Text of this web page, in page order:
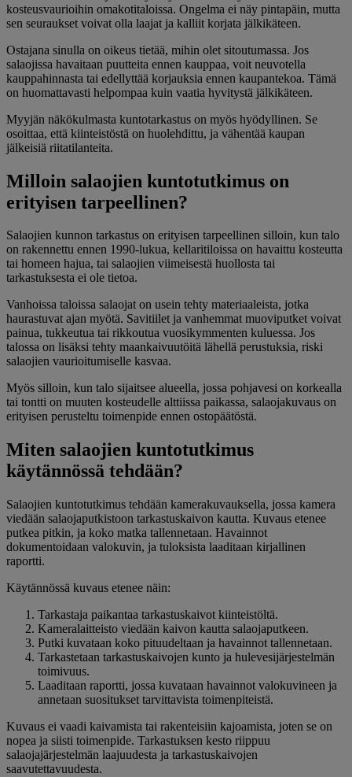
kosteusvaurioihin omakotitaloissa. Ongelma ei näy pintapäin, mutta
sen seuraukset voivat olla laajat ja kalliit korjata jälkikäteen.
Ostajana sinulla on oikeus tietää, mihin olet sitoutumassa. Jos
salaojissa havaitaan puutteita ennen kauppaa, voit neuvotella
kauppahinnasta tai edellyttää korjauksia ennen kaupantekoa. Tämä
on huomattavasti helpompaa kuin vaatia hyvitystä jälkikäteen.
Myyjän näkökulmasta kuntotarkastus on myös hyödyllinen. Se
osoittaa, että kiinteistöstä on huolehdittu, ja vähentää kaupan
jälkeisiä riitatilanteita.
Milloin salaojien kuntotutkimus on
erityisen tarpeellinen?
Salaojien kunnon tarkastus on erityisen tarpeellinen silloin, kun talo
on rakennettu ennen 1990-lukua, kellaritiloissa on havaittu kosteutta
tai homeen hajua, tai salaojien viimeisestä huollosta tai
tarkastuksesta ei ole tietoa.
Vanhoissa taloissa salaojat on usein tehty materiaaleista, jotka
haurastuvat ajan myötä. Savitiilet ja vanhemmat muoviputket voivat
painua, tukkeutua tai rikkoutua vuosikymmenten kuluessa. Jos
talossa on lisäksi tehty maankaivuutöitä lähellä perustuksia, riski
salaojien vaurioitumiselle kasvaa.
Myös silloin, kun talo sijaitsee alueella, jossa pohjavesi on korkealla
tai tontti on muuten kosteudelle alttiissa paikassa, salaojakuvaus on
erityisen perusteltu toimenpide ennen ostopäätöstä.
Miten salaojien kuntotutkimus
käytännössä tehdään?
Salaojien kuntotutkimus tehdään kamerakuvauksella, jossa kamera
viedään salaojaputkistoon tarkastuskaivon kautta. Kuvaus etenee
putkea pitkin, ja koko matka tallennetaan. Havainnot
dokumentoidaan valokuvin, ja tuloksista laaditaan kirjallinen
raportti.
Käytännössä kuvaus etenee näin:
Tarkastaja paikantaa tarkastuskaivot kiinteistöltä.
Kameralaitteisto viedään kaivon kautta salaojaputkeen.
Putki kuvataan koko pituudeltaan ja havainnot tallennetaan.
Tarkastetaan tarkastuskaivojen kunto ja hulevesijärjestelmän
toimivuus.
Laaditaan raportti, jossa kuvataan havainnot valokuvineen ja
annetaan suositukset tarvittavista toimenpiteistä.
Kuvaus ei vaadi kaivamista tai rakenteisiin kajoamista, joten se on
nopea ja siisti toimenpide. Tarkastuksen kesto riippuu
salaojajärjestelmän laajuudesta ja tarkastuskaivojen
saavutettavuudesta.